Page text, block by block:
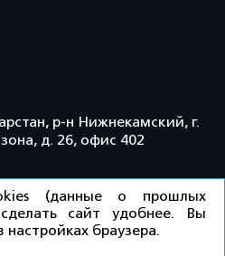
р-н Нижнекамский, г.
д. 26, офис 402
(данные о прошлых
сайт удобнее. Вы
браузера.